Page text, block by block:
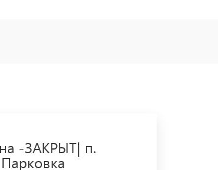
-ЗАКРЫТ| п.